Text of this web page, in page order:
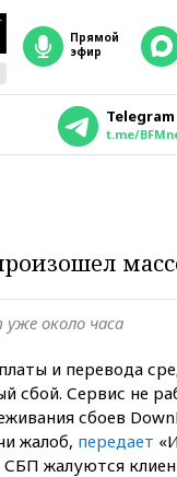
прямой
эфир
Telegram
t.me/
около часа
и перевода
сбой. Сервис не
сбоев
жалоб, передает
жалуются